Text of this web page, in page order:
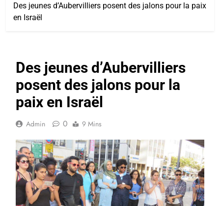
Des jeunes d’Aubervilliers posent des jalons pour la paix
en Israël
Des jeunes d’Aubervilliers
posent des jalons pour la
paix en Israël
Admin 0 9 Mins